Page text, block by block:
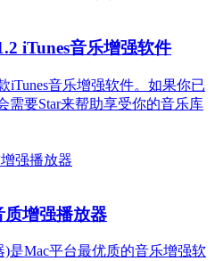
iTunes音乐增强软件
iTunes音乐增强软件。如果你已
需要Star来帮助享受你的音乐库
质增强播放器
)是Mac平台最优质的音乐增强软